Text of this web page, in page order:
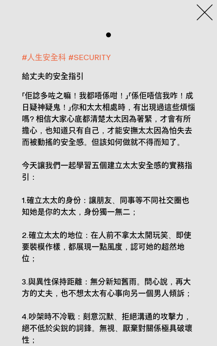
#人生安全科 #SECURITY
給丈夫的安全指引
「佢諗多咗之嘛！我都唔係咁！」「係佢唔信我咋！成
日疑神疑鬼！」你和太太相處時，有出現過這些煩惱
嗎? 相信大家心底都清楚太太因為著緊，才會有所
擔心，也知道只有自己，才能安撫太太因為怕失去
而被動搖的安全感。但該如何做就不得而知了。
今天讓我們一起學習五個建立太太安全感的實務指
引：
1.確立太太的身份：讓朋友、同事等不同社交圈也
知她是你的太太，身份獨一無二；
2.確立太太的地位：在人前不拿太太開玩笑、即使
要裝模作樣，都展現一點風度，認可她的超然地
位；
3.與異性保持距離：無分新知舊雨。問心說，再大
方的丈夫，也不想太太有心事向另一個男人傾訴；
4.吵架時不冷戰：刻意沉默、拒絕溝通的攻擊力，
絕不低於尖銳的詞鋒。無視、厭棄對關係極具破壞
性；